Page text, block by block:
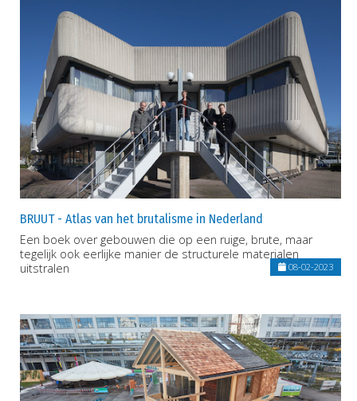
BRUUT - Atlas van het brutalisme in Nederland
Een boek over gebouwen die op een ruige, brute, maar
tegelijk ook eerlijke manier de structurele materialen
uitstralen
08-02-2023